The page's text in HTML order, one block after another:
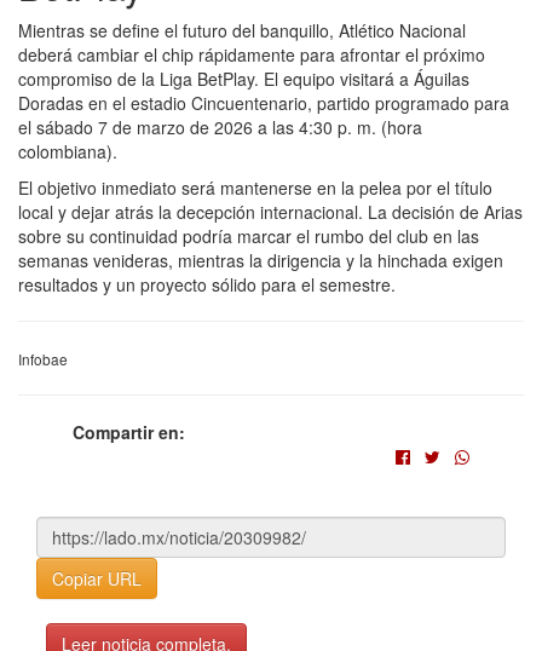
Mientras se define el futuro del banquillo, Atlético Nacional
deberá cambiar el chip rápidamente para afrontar el próximo
compromiso de la Liga BetPlay. El equipo visitará a Águilas
Doradas en el estadio Cincuentenario, partido programado para
el sábado 7 de marzo de 2026 a las 4:30 p. m. (hora
colombiana).
El objetivo inmediato será mantenerse en la pelea por el título
local y dejar atrás la decepción internacional. La decisión de Arias
sobre su continuidad podría marcar el rumbo del club en las
semanas venideras, mientras la dirigencia y la hinchada exigen
resultados y un proyecto sólido para el semestre.
Infobae
Compartir en:
Copiar URL
Leer noticia completa.